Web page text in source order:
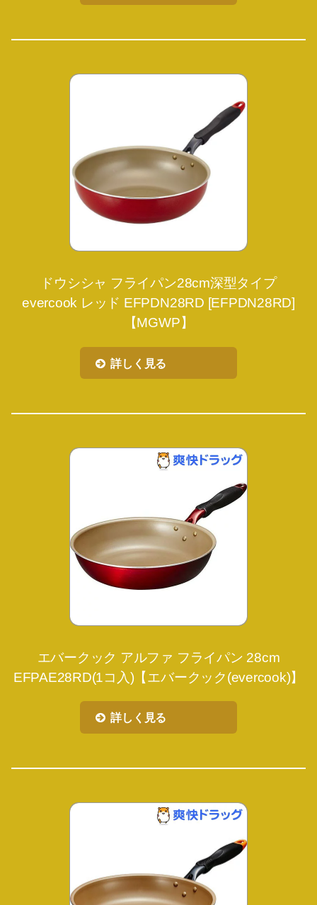
ドウシシャ フライパン28cm深型タイプ
evercook レッド EFPDN28RD [EFPDN28RD]
【MGWP】
詳しく見る
エバークック アルファ フライパン 28cm
EFPAE28RD(1コ入)【エバークック(evercook)】
詳しく見る